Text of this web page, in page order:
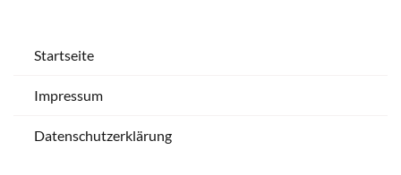
Startseite
Impressum
Datenschutzerklärung